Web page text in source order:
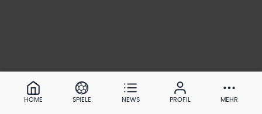
HOME SPIELE NEWS PROFIL MEHR